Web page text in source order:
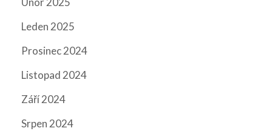
Leden 2025
Prosinec 2024
Listopad 2024
Září 2024
Srpen 2024